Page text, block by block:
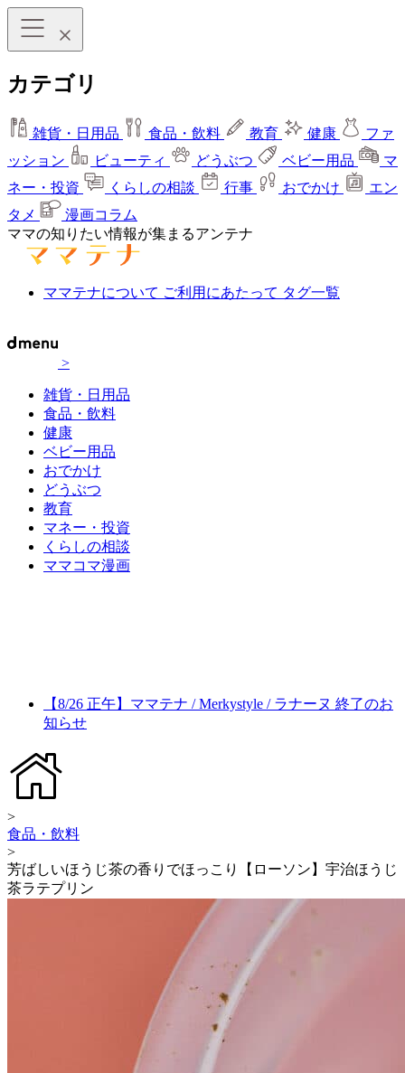
カテゴリ
雑貨・日用品 食品・飲料 教育 健康
ファ
ッション
ビューティ どうぶつ ベビー用品
マ
ネー・投資
くらしの相談 行事 おでかけ
エン
タメ
漫画コラム
ママの知りたい情報が集まるアンテナ
ママテナについて ご利用にあたって タグ一覧
>
雑貨・日用品
食品・飲料
健康
ベビー用品
おでかけ
どうぶつ
教育
マネー・投資
くらしの相談
ママコマ漫画
【8/26 正午】ママテナ / Merkystyle / ラナーヌ 終了のお
知らせ
>
食品・飲料
>
芳ばしいほうじ茶の香りでほっこり【ローソン】宇治ほうじ
茶ラテプリン